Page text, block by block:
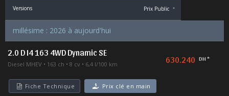
Versions Prix Public *
millésime : 2026 à aujourd'hui
2.0 D I4 163 4WD Dynamic SE
Diesel MHEV 163 ch 8 cv 6,4 l/100 km 630.240 DH *
Fiche Technique Prix clé en main